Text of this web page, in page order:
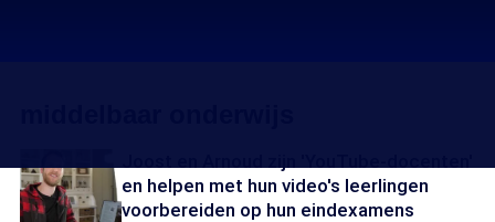
en helpen met hun video's leerlingen
voorbereiden op hun eindexamens